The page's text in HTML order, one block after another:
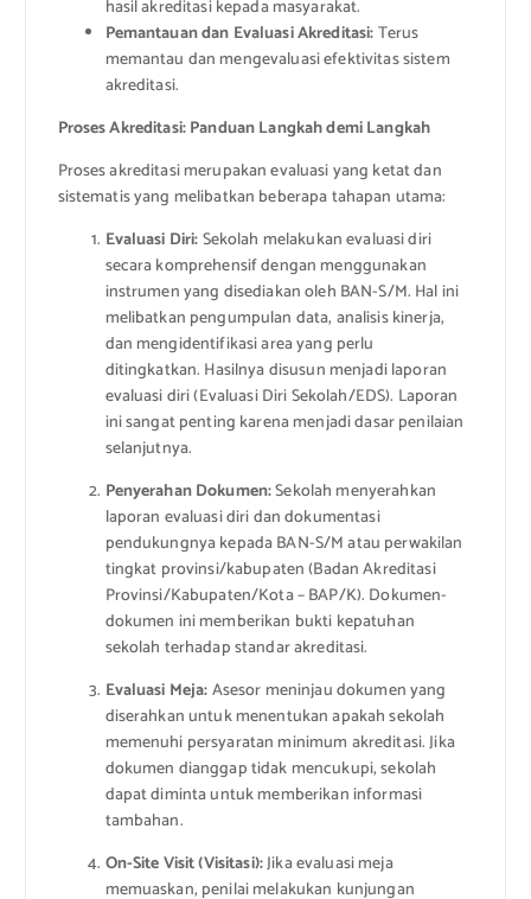
hasil akreditasi kepada masyarakat.
Pemantauan dan Evaluasi Akreditasi:Terus
memantau dan mengevaluasi efektivitas sistem
akreditasi.
Proses Akreditasi: Panduan Langkah demi Langkah
Proses akreditasi merupakan evaluasi yang ketat dan
sistematis yang melibatkan beberapa tahapan utama:
Evaluasi Diri:Sekolah melakukan evaluasi diri
secara komprehensif dengan menggunakan
instrumen yang disediakan oleh BAN-S/M. Hal ini
melibatkan pengumpulan data, analisis kinerja,
dan mengidentifikasi area yang perlu
ditingkatkan. Hasilnya disusun menjadi laporan
evaluasi diri (Evaluasi Diri Sekolah/EDS). Laporan
ini sangat penting karena menjadi dasar penilaian
selanjutnya.
Penyerahan Dokumen:Sekolah menyerahkan
laporan evaluasi diri dan dokumentasi
pendukungnya kepada BAN-S/M atau perwakilan
tingkat provinsi/kabupaten (Badan Akreditasi
Provinsi/Kabupaten/Kota – BAP/K). Dokumen-
dokumen ini memberikan bukti kepatuhan
sekolah terhadap standar akreditasi.
Evaluasi Meja:Asesor meninjau dokumen yang
diserahkan untuk menentukan apakah sekolah
memenuhi persyaratan minimum akreditasi. Jika
dokumen dianggap tidak mencukupi, sekolah
dapat diminta untuk memberikan informasi
tambahan.
On-Site Visit (Visitasi):Jika evaluasi meja
memuaskan, penilai melakukan kunjungan